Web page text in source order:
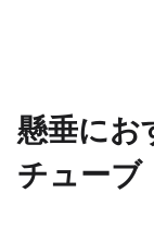
懸垂にお
チューブ